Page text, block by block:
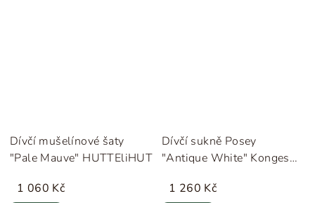
Dívčí mušelínové šaty
"Pale Mauve" HUTTEliHUT
1 060 Kč
Dívčí sukně Posey
"Antique White" Konges
1 260 Kč